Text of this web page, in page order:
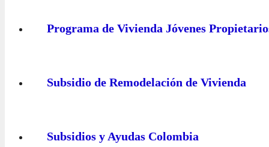
Programa de Vivienda Jóvenes
Subsidio de Remodelación de Vivienda
Subsidios y Ayudas Colombia